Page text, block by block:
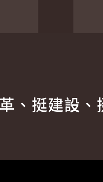
、挺建設